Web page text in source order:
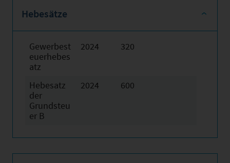
Hebesätze
Gewerbest
euerhebes
atz
2024 320
Hebesatz
der
Grundsteu
er B
2024 600